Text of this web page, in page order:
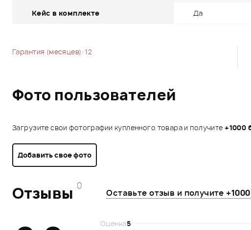
Кейс в комплекте Да
Гарантия (месяцев): 12
Фото пользователей
Загрузите свои фотографии купленного товара и получите+1000
Добавить свое фото
Отзывы 0
Оставьте отзыв и получите
Оценка5